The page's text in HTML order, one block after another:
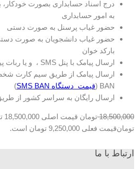
درج اسناد حسابداری بصورت خودکار،
به امور حسابداری
حضور غیاب پرسنل به صورت دستی
حضور غیاب دانشجویان به صورت
بارکد خوان
ارسال پیامک با پنل SMS ، و یا ربات پیام رسان
BAN (
قیمت دستگاه SMS BAN
)
ارسال رایگان به سراسر کشور از
18,500,000 تومان قیمت اصلی 18,500,000 تومان بود.
تومانقیمت فعلی 9,250,000 تومان است.
ارتباط با ما